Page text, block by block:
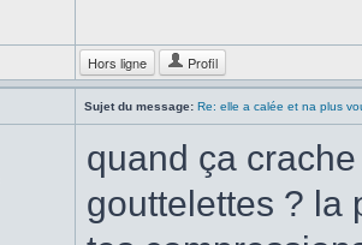
Hors ligne Profil
Sujet du message: Re: elle a calée et na plus
quand ça
gouttelettes ? la